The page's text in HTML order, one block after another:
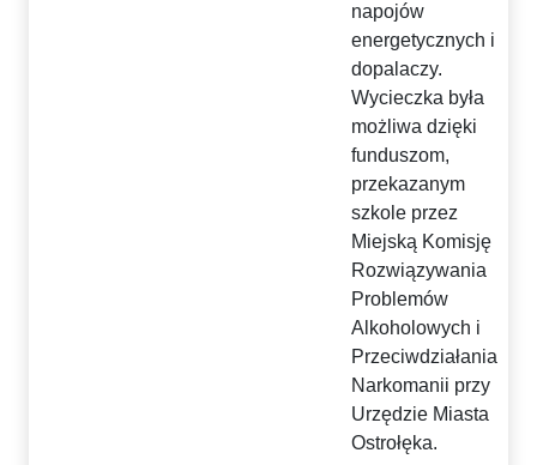
napojów
energetycznych i
dopalaczy.
Wycieczka była
możliwa dzięki
funduszom,
przekazanym
szkole przez
Miejską Komisję
Rozwiązywania
Problemów
Alkoholowych i
Przeciwdziałania
Narkomanii przy
Urzędzie Miasta
Ostrołęka.